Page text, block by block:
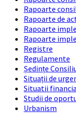
Rapoarte
Rapoarte de
Rapoarte
Rapoarte
Registre
Regulamente
Ședințe
Situații de
Situatii
Studii de
Urbanism